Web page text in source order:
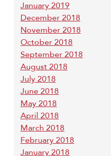
January 2019
December 2018
November 2018
October 2018
September 2018
August 2018
July 2018
June 2018
May 2018
April 2018
March 2018
February 2018
January 2018